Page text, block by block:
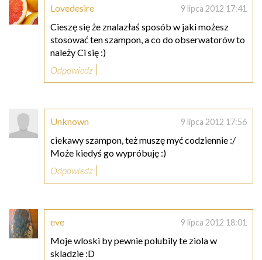
Lovedesire 9 lipca 2012 17:41
Cieszę się że znalazłaś sposób w jaki możesz
stosować ten szampon, a co do obserwatorów to
należy Ci się :)
Odpowiedz
Unknown 9 lipca 2012 17:56
ciekawy szampon, też muszę myć codziennie :/
Może kiedyś go wypróbuję :)
Odpowiedz
eve 9 lipca 2012 18:01
Moje wloski by pewnie polubily te ziola w
skladzie :D